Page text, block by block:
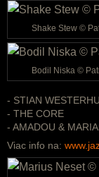
Shake Stew ©
Bodil Niska ©
- STIAN
- THE CORE
- AMADOU &
Viac info na: